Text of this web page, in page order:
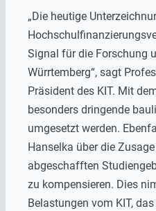
„Die heutige
Signal für die Forschung
Würrtemberg“, sagt
Präsident des KIT. Mit
besonders dringende
umgesetzt werden.
Hanselka über die
abgeschafften
zu kompensieren. Dies
Belastungen vom KIT,